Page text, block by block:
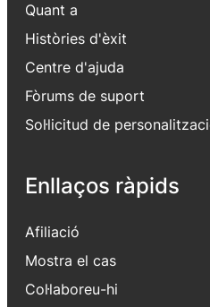
Quant a
Històries d'èxit
Centre d'ajuda
Fòrums de suport
Sol·licitud de
Enllaços ràpids
Afiliació
Mostra el cas
Col·laboreu-hi